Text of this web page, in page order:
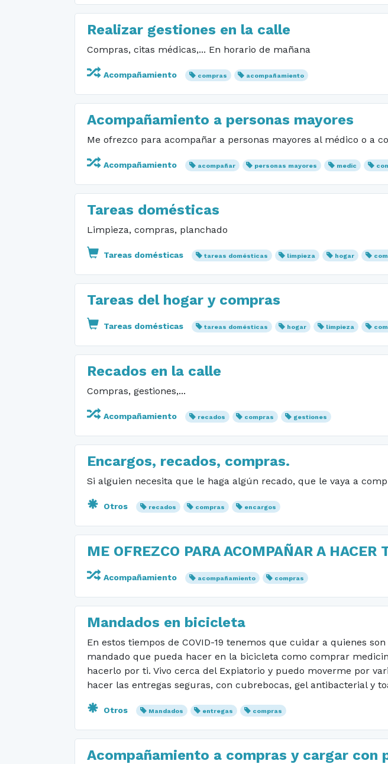
Realizar gestiones en la calle
Compras, citas médicas,... En horario de mañana
Acompañamiento compras acompañamiento
Acompañamiento a personas mayores
Me ofrezco para acompañar a personas mayores al médico o a
Acompañamiento acompañar personas mayores medic
Tareas domésticas
Limpieza, compras, planchado
Tareas domésticas tareas domésticas limpieza hogar
Tareas del hogar y compras
Tareas domésticas tareas domésticas hogar limpieza
Recados en la calle
Compras, gestiones,...
Acompañamiento recados compras gestiones
Encargos, recados, compras.
Si alguien necesita que le haga algún recado, que le vaya a
Otros recados compras encargos
ME OFREZCO PARA ACOMPAÑAR A HACER
Acompañamiento acompañamiento compras
Mandados en bicicleta
En estos tiempos de COVID-19 tenemos que cuidar a quienes
mandado que pueda hacer en la bicicleta como comprar
hacerlo por ti. Vivo cerca del Expiatorio y puedo moverme por
hacer las entregas seguras, con cubrebocas, gel antibacterial y
Otros Mandados entregas compras
Acompañamiento a compras y cargar con